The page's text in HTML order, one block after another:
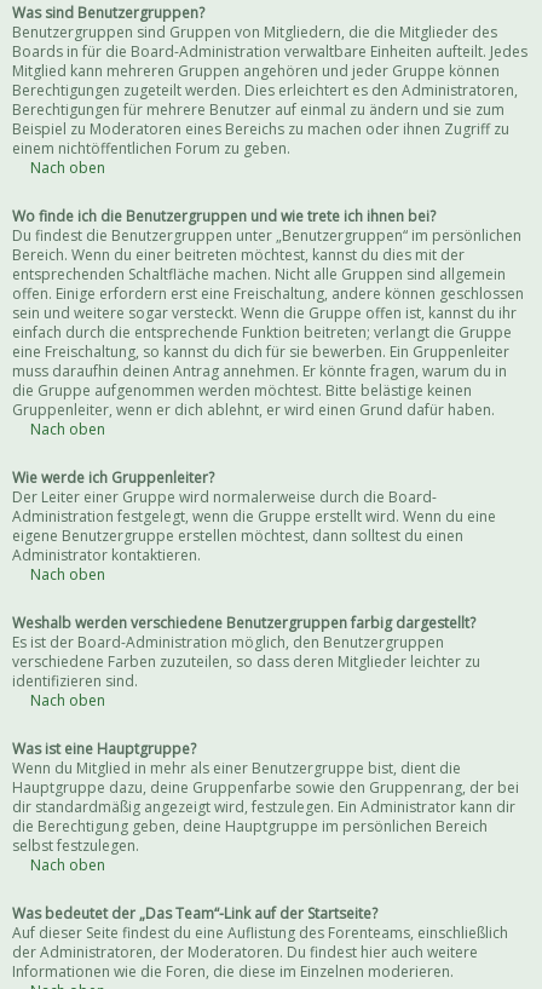
Was sind Benutzergruppen?
Benutzergruppen sind Gruppen von Mitgliedern, die die Mitglieder des
Boards in für die Board-Administration verwaltbare Einheiten aufteilt. Jedes
Mitglied kann mehreren Gruppen angehören und jeder Gruppe können
Berechtigungen zugeteilt werden. Dies erleichtert es den Administratoren,
Berechtigungen für mehrere Benutzer auf einmal zu ändern und sie zum
Beispiel zu Moderatoren eines Bereichs zu machen oder ihnen Zugriff zu
einem nichtöffentlichen Forum zu geben.
Nach oben
Wo finde ich die Benutzergruppen und wie trete ich ihnen bei?
Du findest die Benutzergruppen unter „Benutzergruppen“ im persönlichen
Bereich. Wenn du einer beitreten möchtest, kannst du dies mit der
entsprechenden Schaltfläche machen. Nicht alle Gruppen sind allgemein
offen. Einige erfordern erst eine Freischaltung, andere können geschlossen
sein und weitere sogar versteckt. Wenn die Gruppe offen ist, kannst du ihr
einfach durch die entsprechende Funktion beitreten; verlangt die Gruppe
eine Freischaltung, so kannst du dich für sie bewerben. Ein Gruppenleiter
muss daraufhin deinen Antrag annehmen. Er könnte fragen, warum du in
die Gruppe aufgenommen werden möchtest. Bitte belästige keinen
Gruppenleiter, wenn er dich ablehnt, er wird einen Grund dafür haben.
Nach oben
Wie werde ich Gruppenleiter?
Der Leiter einer Gruppe wird normalerweise durch die Board-
Administration festgelegt, wenn die Gruppe erstellt wird. Wenn du eine
eigene Benutzergruppe erstellen möchtest, dann solltest du einen
Administrator kontaktieren.
Nach oben
Weshalb werden verschiedene Benutzergruppen farbig dargestellt?
Es ist der Board-Administration möglich, den Benutzergruppen
verschiedene Farben zuzuteilen, so dass deren Mitglieder leichter zu
identifizieren sind.
Nach oben
Was ist eine Hauptgruppe?
Wenn du Mitglied in mehr als einer Benutzergruppe bist, dient die
Hauptgruppe dazu, deine Gruppenfarbe sowie den Gruppenrang, der bei
dir standardmäßig angezeigt wird, festzulegen. Ein Administrator kann dir
die Berechtigung geben, deine Hauptgruppe im persönlichen Bereich
selbst festzulegen.
Nach oben
Was bedeutet der „Das Team“-Link auf der Startseite?
Auf dieser Seite findest du eine Auflistung des Forenteams, einschließlich
der Administratoren, der Moderatoren. Du findest hier auch weitere
Informationen wie die Foren, die diese im Einzelnen moderieren.